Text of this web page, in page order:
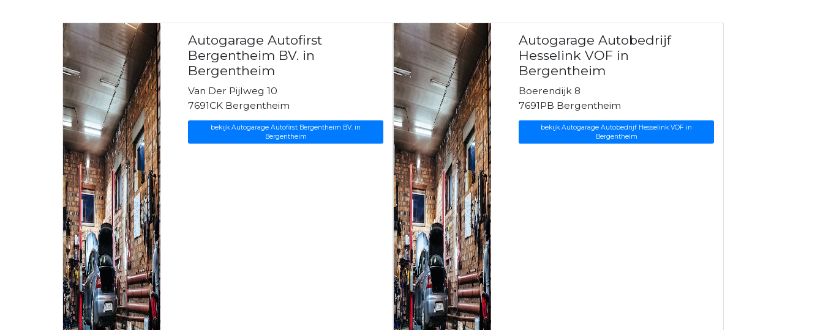
Autogarage Autofirst
Bergentheim BV. in
Bergentheim
Van Der Pijlweg 10
7691CK Bergentheim
bekijk Autogarage Autofirst Bergentheim BV. in
Bergentheim
Autogarage Autobedrijf
Hesselink VOF in
Bergentheim
Boerendijk 8
7691PB Bergentheim
bekijk Autogarage Autobedrijf Hesselink VOF in
Bergentheim